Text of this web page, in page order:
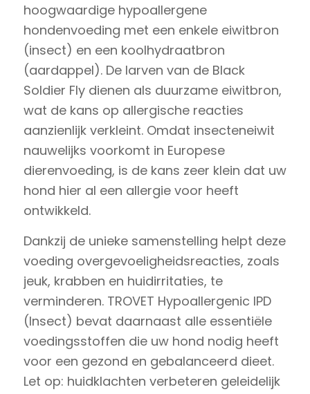
hoogwaardige hypoallergene
hondenvoeding met een enkele eiwitbron
(insect) en een koolhydraatbron
(aardappel). De larven van de Black
Soldier Fly dienen als duurzame eiwitbron,
wat de kans op allergische reacties
aanzienlijk verkleint. Omdat insecteneiwit
nauwelijks voorkomt in Europese
dierenvoeding, is de kans zeer klein dat uw
hond hier al een allergie voor heeft
ontwikkeld.
Dankzij de unieke samenstelling helpt deze
voeding overgevoeligheidsreacties, zoals
jeuk, krabben en huidirritaties, te
verminderen. TROVET Hypoallergenic IPD
(Insect) bevat daarnaast alle essentiële
voedingsstoffen die uw hond nodig heeft
voor een gezond en gebalanceerd dieet.
Let op: huidklachten verbeteren geleidelijk